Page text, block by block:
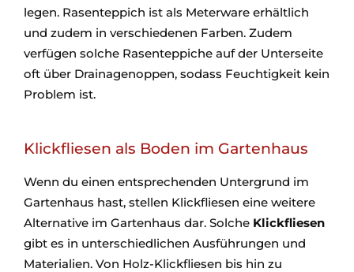
legen. Rasenteppich ist als Meterware erhältlich
und zudem in verschiedenen Farben. Zudem
verfügen solche Rasenteppiche auf der Unterseite
oft über Drainagenoppen, sodass Feuchtigkeit kein
Problem ist.
Klickfliesen als Boden im Gartenhaus
Wenn du einen entsprechenden Untergrund im
Gartenhaus hast, stellen Klickfliesen eine weitere
Alternative im Gartenhaus dar. Solche Klickfliesen
gibt es in unterschiedlichen Ausführungen und
Materialien. Von Holz-Klickfliesen bis hin zu